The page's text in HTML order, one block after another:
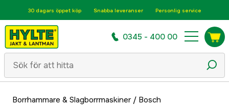
30 dagars öppet köp Snabba leveranser Personlig service
0345 - 400 00
Borrhammare & Slagborrmaskiner/ Bosch